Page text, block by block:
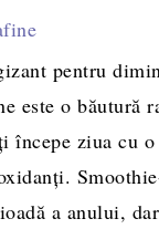
pentru
este o băutură
începe ziua cu
a anului,